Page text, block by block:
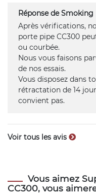
Réponse de Smoking
Après vérifications,
porte pipe CC300
ou courbée.
Nous vous faisons
de nos essais.
Vous disposez dans
rétractation de 14
convient pas.
Voir tous les avis
Vous aimez
CC300, vous